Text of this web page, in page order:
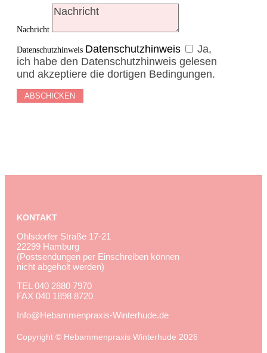
Nachricht
Datenschutzhinweis Datenschutzhinweis
Ja,
ich habe den Datenschutzhinweis gelesen
und akzeptiere die dortigen Bedingungen.
ABSCHICKEN
KONTAKT
Ohlsdorfer Straße 17-21
22299 Hamburg
(Postsendungen per Einschreiben können
nicht abgeholt werden)
TEL 040 2880 7970
FAX 040 1898 8720
Info@Hebammenpraxis-Winterhude.de
Copyright © Hebammenpraxis Winterhude 2026